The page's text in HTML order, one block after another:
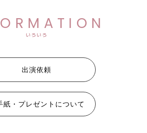
いろいろ
出演依頼
紙・プレゼントについて